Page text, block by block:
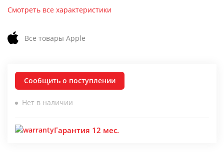
Смотреть все характеристики
Все товары Apple
Сообщить о поступлении
Нет в наличии
Гарантия 12 мес.